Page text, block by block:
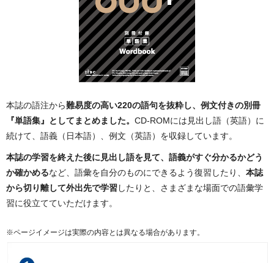
本誌の語注から難易度の高い220の語句を抜粋し、例文付きの別冊
『単語集』としてまとめました。 CD-ROMには見出し語（英語）に
続けて、語義（日本語）、例文（英語）を収録しています。
本誌の学習を終えた後に見出し語を見て、語義がすぐ分かるかどう
か確かめるなど、語彙を自分のものにできるよう復習したり、 本誌
から切り離して外出先で学習したりと、さまざまな場面での語彙学
習に役立てていただけます。
※ページイメージは実際の内容とは異なる場合があります。